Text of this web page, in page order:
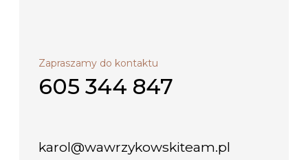
Zapraszamy do kontaktu
605 344 847
karol@wawrzykowskiteam.pl